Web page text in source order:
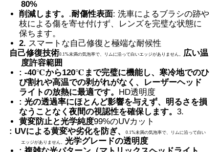
スマートPDLCフィルム
クリアナノセラミックティント
調光フィルム
自動車 窓 染料
スマート pdlc ガラス
80%
削減します。 .耐傷性表面: 洗車によるブラシの跡や
枝による傷を寄せ付けず、レンズを完璧な状態に
保ちます。
2. スマートな自己修復と極端な耐候性
自己修復技術0.1%未満の気泡率で、リムに沿って白いエッジがありません。 広い温
度許容範囲
: -40℃から120℃まで完璧に機能し、寒冷地でのひ
び割れや高温での剥がれがなく、レーザーヘッド
ライトの放熱に最適です。 HD透明度
: 光の透過率にほとんど影響を与えず、明るさを損
なうことなく夜間の視認性を確保します。3.
黄変防止と光学純度99%のUVカット
: UVによる黄変や劣化を防ぎ、0.1%未満の気泡率で、リムに沿って白い
エッジがありません。光学グレードの透明度